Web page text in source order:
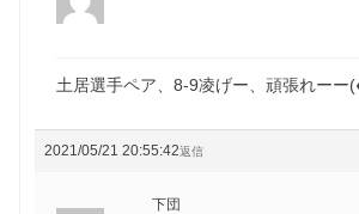
土居選手ペア、8-9凌げー、頑張れーー
2021/05/21 20:55:42返信
下団